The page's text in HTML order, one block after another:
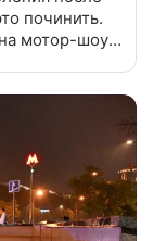
починить.
мотор-шоу